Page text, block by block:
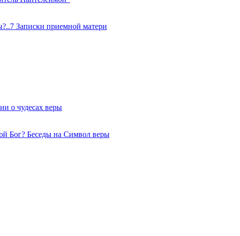
Записки приемной матери
о чудесах веры
Бог? Беседы на Символ веры